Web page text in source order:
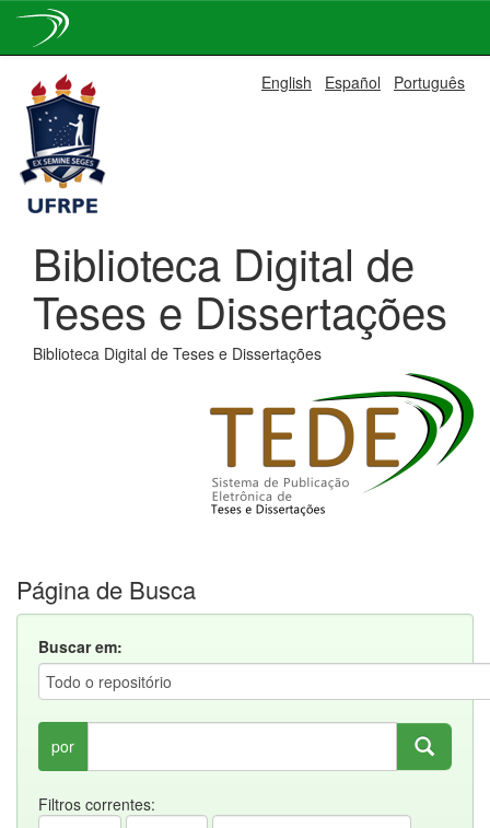
navigation
English Español Português
Biblioteca Digital de
Teses e Dissertações
Biblioteca Digital de Teses e Dissertações
Página de Busca
Buscar em:
por
Filtros correntes: